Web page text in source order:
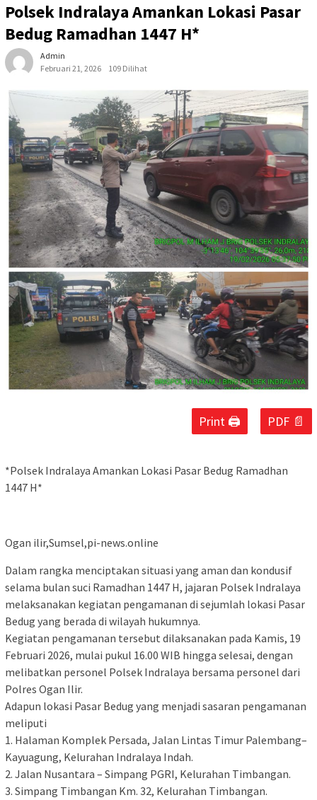
Polsek Indralaya Amankan Lokasi Pasar
Bedug Ramadhan 1447 H*
Admin
Februari 21, 2026
109 Dilihat
Print 🖨 PDF 📄
*Polsek Indralaya Amankan Lokasi Pasar Bedug Ramadhan
1447 H*
Ogan ilir,Sumsel,pi-news.online
Dalam rangka menciptakan situasi yang aman dan kondusif
selama bulan suci Ramadhan 1447 H, jajaran Polsek Indralaya
melaksanakan kegiatan pengamanan di sejumlah lokasi Pasar
Bedug yang berada di wilayah hukumnya.
Kegiatan pengamanan tersebut dilaksanakan pada Kamis, 19
Februari 2026, mulai pukul 16.00 WIB hingga selesai, dengan
melibatkan personel Polsek Indralaya bersama personel dari
Polres Ogan Ilir.
Adapun lokasi Pasar Bedug yang menjadi sasaran pengamanan
meliputi
1. Halaman Komplek Persada, Jalan Lintas Timur Palembang–
Kayuagung, Kelurahan Indralaya Indah.
2. Jalan Nusantara – Simpang PGRI, Kelurahan Timbangan.
3. Simpang Timbangan Km. 32, Kelurahan Timbangan.